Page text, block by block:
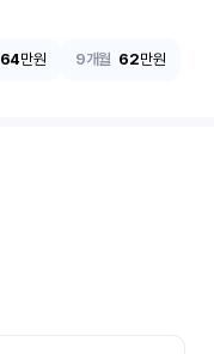
64만원 9개월 62만원